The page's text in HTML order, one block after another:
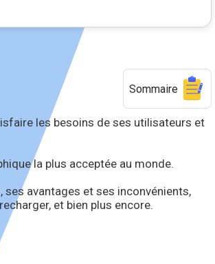
Sommaire
les besoins de ses utilisateurs et
la plus acceptée au monde.
avantages et ses inconvénients,
et bien plus encore.